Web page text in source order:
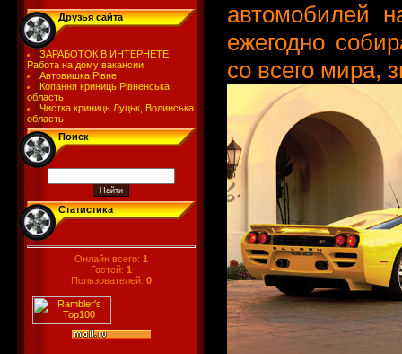
Друзья сайта
ЗАРАБОТОК В ИНТЕРНЕТЕ,
Работа на дому вакансии
Автовишка Рівне
Копання криниць Рівненська
область
Чистка криниць Луцьк, Волинська
область
Поиск
Статистика
Онлайн всего: 1
Гостей: 1
Пользователей: 0
автомобилей
ежегодно
со всего мира,